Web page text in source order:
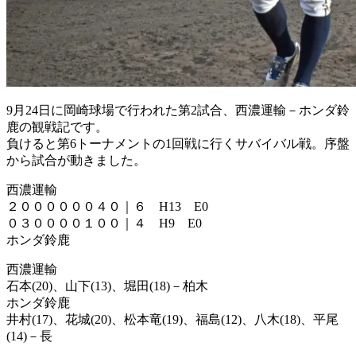
9月24日に岡崎球場で行われた第2試合、西濃運輸－ホンダ鈴
鹿の観戦記です。
負けると第6トーナメントの1回戦に行くサバイバル戦。序盤
から試合が動きました。
西濃運輸
２００００００４０｜６ H13 E0
０３００００１００｜４ H9 E0
ホンダ鈴鹿
西濃運輸
石本(20)、山下(13)、堀田(18)－柏木
ホンダ鈴鹿
井村(17)、花城(20)、松本竜(19)、福島(12)、八木(18)、平尾
(14)－長